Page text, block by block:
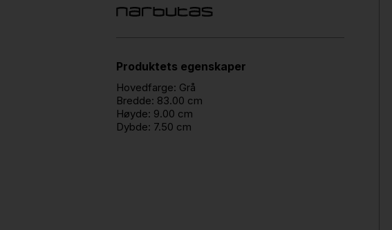
Produktets egenskaper
Hovedfarge: Grå
Bredde: 83.00 cm
Høyde: 9.00 cm
Dybde: 7.50 cm